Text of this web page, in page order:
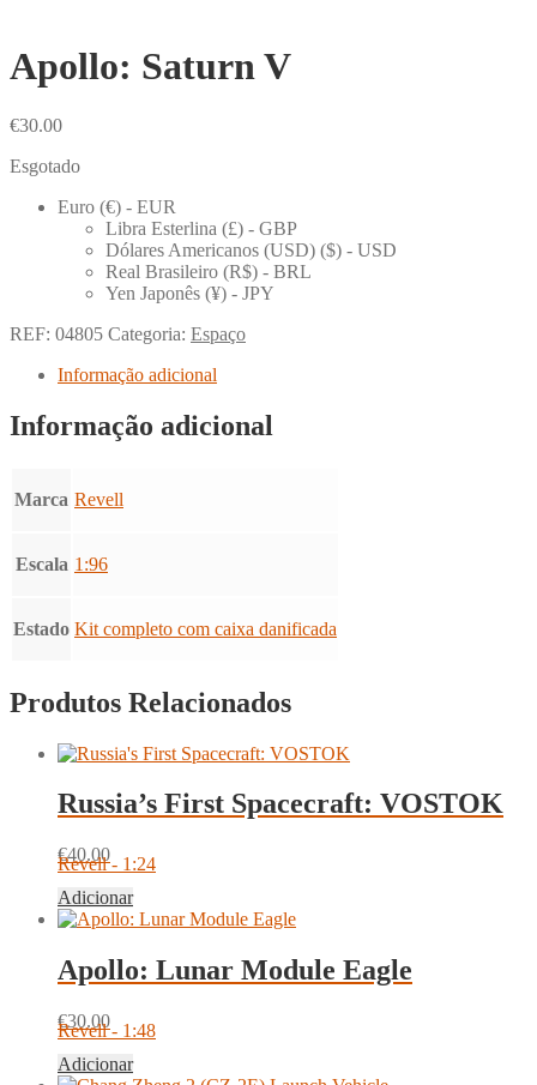
Apollo: Saturn V
€30.00
Esgotado
Euro (€) - EUR
Libra Esterlina (£) - GBP
Dólares Americanos (USD) ($) - USD
Real Brasileiro (R$) - BRL
Yen Japonês (¥) - JPY
REF: 04805 Categoria: Espaço
Informação adicional
Informação adicional
Marca Revell
Escala 1:96
Estado Kit completo com caixa danificada
Produtos Relacionados
Russia’s First Spacecraft: VOSTOK
€40.00
Revell - 1:24
Adicionar
Apollo: Lunar Module Eagle
€30.00
Revell - 1:48
Adicionar